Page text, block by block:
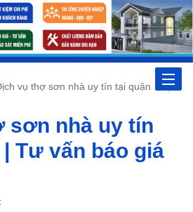
Toggle
vụ thợ sơn nhà uy tín tại quận 10 |
sơn nhà uy tín
Tư vấn báo giá